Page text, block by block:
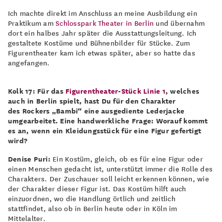
Ich machte direkt im Anschluss an meine Ausbildung ein
Praktikum amSchlosspark Theater in Berlin und übernahm
dort ein halbes Jahr später die Ausstattungsleitung. Ich
gestaltete Kostüme und Bühnenbilder für Stücke. Zum
Figurentheater kam ich etwas später, aber so hatte das
angefangen.
Kolk 17: Für das Figurentheater-Stück Linie 1, welches
auch in Berlin spielt, hast Du für den Charakter
des Rockers „Bambi“ eine ausgediente Lederjacke
umgearbeitet. Eine handwerkliche Frage: Worauf kommt
es an, wenn ein Kleidungsstück für eine Figur gefertigt
wird?
Denise Puri: Ein Kostüm, gleich, ob es für eine Figur oder
einen Menschen gedacht ist, unterstützt immer die Rolle des
Charakters. Der Zuschauer soll leicht erkennen können, wie
der Charakter dieser Figur ist. Das Kostüm hilft auch
einzuordnen, wo die Handlung örtlich und zeitlich
stattfindet, also ob in Berlin heute oder in Köln im
Mittelalter.